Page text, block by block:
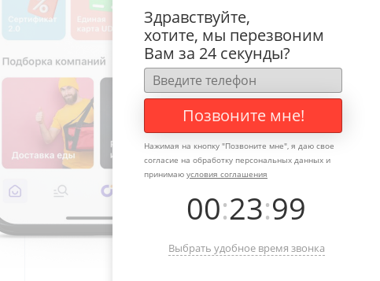
Здравствуйте,
хотите, мы перезвоним
Вам за 24 секунды?
Позвоните мне!
Нажимая на кнопку "Позвоните мне", я даю свое
согласие на обработку персональных данных и
принимаю условия соглашения
00:23:99
Выбрать удобное время звонка